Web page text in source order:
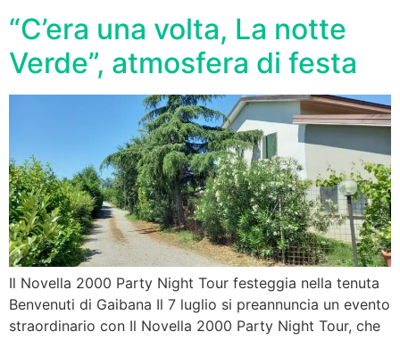
“C’era una volta, La notte
Verde”, atmosfera di festa
Il Novella 2000 Party Night Tour festeggia nella tenuta
Benvenuti di Gaibana Il 7 luglio si preannuncia un evento
straordinario con Il Novella 2000 Party Night Tour, che